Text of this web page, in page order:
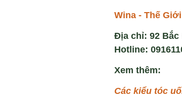
Wina - Thế
Địa chỉ: 92 Bắc
Hotline:
Xem thêm:
Các kiểu tóc